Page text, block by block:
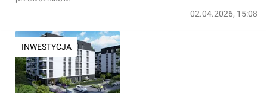
02.04.2026, 15:08
INWESTYCJA